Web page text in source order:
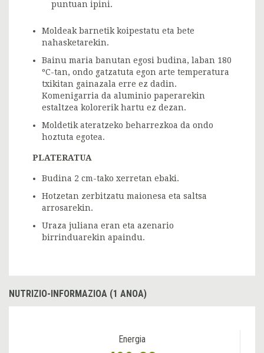
puntuan ipini.
Moldeak barnetik koipestatu eta bete
nahasketarekin.
Bainu maria banutan egosi budina, laban 180
ºC-tan, ondo gatzatuta egon arte temperatura
txikitan gainazala erre ez dadin.
Komenigarria da aluminio paperarekin
estaltzea kolorerik hartu ez dezan.
Moldetik ateratzeko beharrezkoa da ondo
hoztuta egotea.
PLATERATUA
Budina 2 cm-tako xerretan ebaki.
Hotzetan zerbitzatu maionesa eta saltsa
arrosarekin.
Uraza juliana eran eta azenario
birrinduarekin apaindu.
NUTRIZIO-INFORMAZIOA (1 ANOA)
Energia